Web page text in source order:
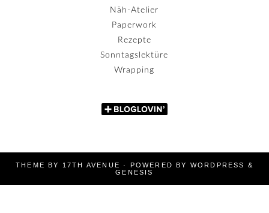
Näh-Atelier
Paperwork
Rezepte
Sonntagslektüre
Wrapping
THEME BY 17TH AVENUE · POWERED BY WORDPRESS
&
GENESIS